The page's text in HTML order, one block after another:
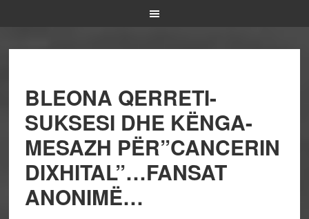
BLEONA QERRETI-
SUKSESI DHE KËNGA-
MESAZH PËR”CANCERIN
DIXHITAL”…FANSAT
ANONIMË…